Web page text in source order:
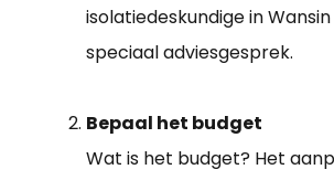
isolatiedeskundige in
speciaal adviesgesprek.
Bepaal het budget
Wat is het budget? Het